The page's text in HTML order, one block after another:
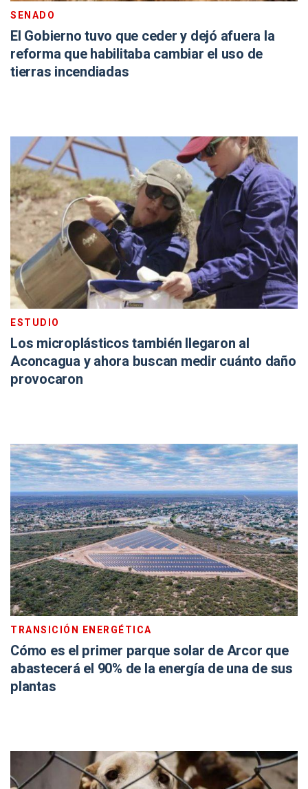
SENADO
El Gobierno tuvo que ceder y dejó afuera la
reforma que habilitaba cambiar el uso de
tierras incendiadas
ESTUDIO
Los microplásticos también llegaron al
Aconcagua y ahora buscan medir cuánto daño
provocaron
TRANSICIÓN ENERGÉTICA
Cómo es el primer parque solar de Arcor que
abastecerá el 90% de la energía de una de sus
plantas